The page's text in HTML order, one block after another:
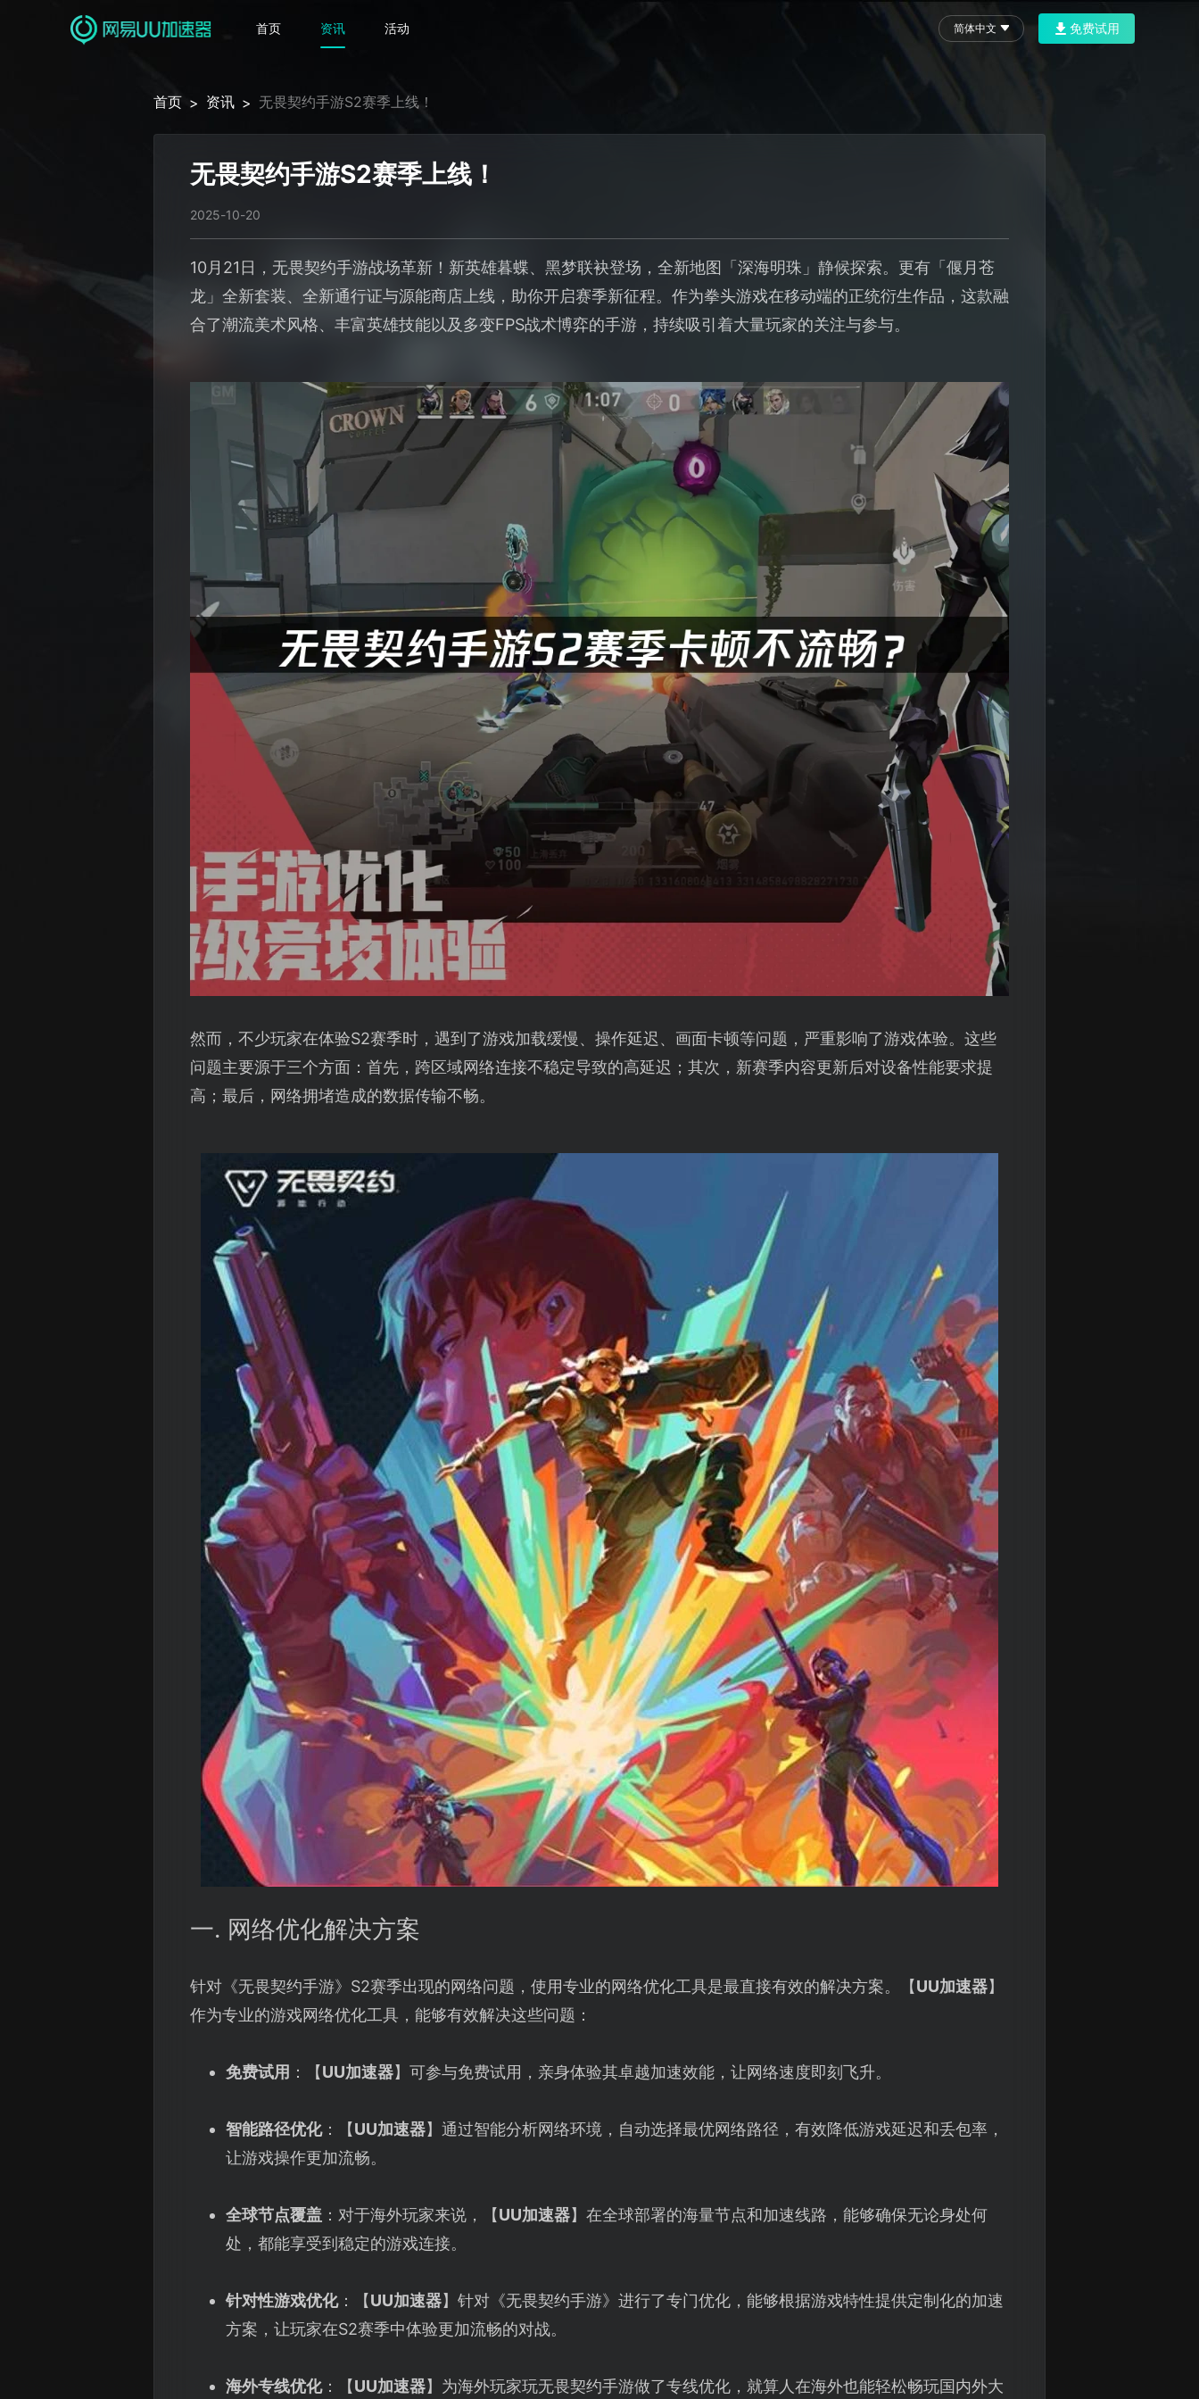
首页 资讯 活动 简体中文 免费试用
首页 > 资讯 > 无畏契约手游S2赛季上线！
无畏契约手游S2赛季上线！
2025-10-20
10月21日，无畏契约手游战场革新！新英雄暮蝶、黑梦联袂登场，全新地图「深海明珠」静候探索。更有「偃月苍
龙」全新套装、全新通行证与源能商店上线，助你开启赛季新征程。作为拳头游戏在移动端的正统衍生作品，这款融
合了潮流美术风格、丰富英雄技能以及多变FPS战术博弈的手游，持续吸引着大量玩家的关注与参与。
然而，不少玩家在体验S2赛季时，遇到了游戏加载缓慢、操作延迟、画面卡顿等问题，严重影响了游戏体验。这些
问题主要源于三个方面：首先，跨区域网络连接不稳定导致的高延迟；其次，新赛季内容更新后对设备性能要求提
高；最后，网络拥堵造成的数据传输不畅。
一. 网络优化解决方案
针对《无畏契约手游》S2赛季出现的网络问题，使用专业的网络优化工具是最直接有效的解决方案。【UU加速器】
作为专业的游戏网络优化工具，能够有效解决这些问题：
免费试用 ：【UU加速器】可参与免费试用，亲身体验其卓越加速效能，让网络速度即刻飞升。
智能路径优化：【UU加速器】通过智能分析网络环境，自动选择最优网络路径，有效降低游戏延迟和丢包率，
让游戏操作更加流畅。
全球节点覆盖：对于海外玩家来说，【UU加速器】在全球部署的海量节点和加速线路，能够确保无论身处何
处，都能享受到稳定的游戏连接。
针对性游戏优化：【UU加速器】针对《无畏契约手游》进行了专门优化，能够根据游戏特性提供定制化的加速
方案，让玩家在S2赛季中体验更加流畅的对战。
海外专线优化：【UU加速器】为海外玩家玩无畏契约手游做了专线优化，就算人在海外也能轻松畅玩国内外大